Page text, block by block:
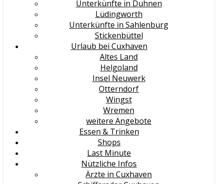
Unterkünfte in Duhnen
Lüdingworth
Unterkünfte in Sahlenburg
Stickenbüttel
Urlaub bei Cuxhaven
Altes Land
Helgoland
Insel Neuwerk
Otterndorf
Wingst
Wremen
weitere Angebote
Essen & Trinken
Shops
Last Minute
Nützliche Infos
Ärzte in Cuxhaven